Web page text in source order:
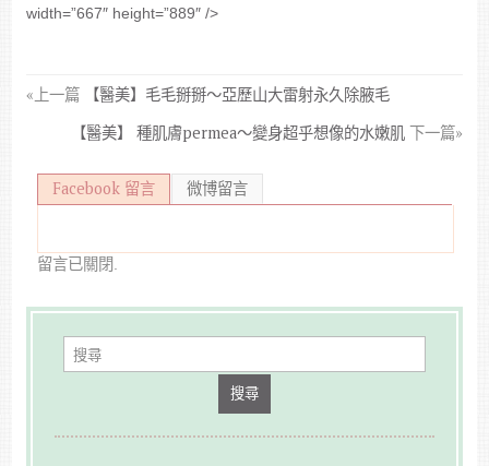
width=”667″ height=”889″ />
«上一篇
【醫美】毛毛掰掰～亞歷山大雷射永久除腋毛
【醫美】 種肌膚permea～變身超乎想像的水嫩肌 下一篇»
Facebook 留言 微博留言
留言已關閉.
搜尋